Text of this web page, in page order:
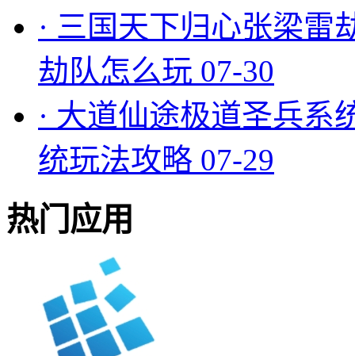
· 三国天下归心张梁雷
劫队怎么玩 07-30
· 大道仙途极道圣兵系
统玩法攻略 07-29
热门应用